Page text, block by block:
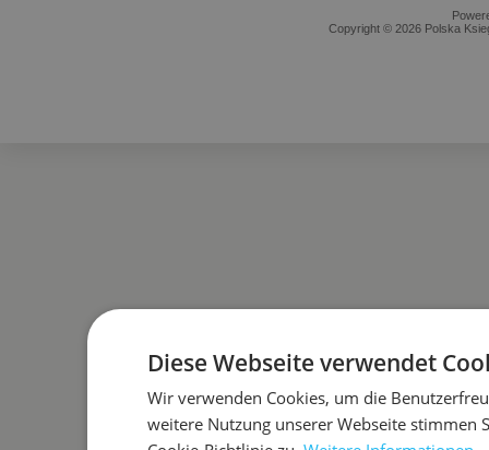
Copyright © 2026 Polska
Diese Webseite verwendet
Wir verwenden Cookies, um die
weitere Nutzung unserer Webseite stimmen